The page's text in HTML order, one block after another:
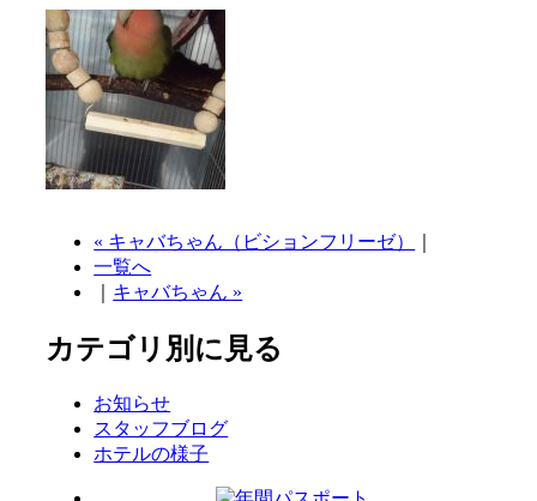
« キャバちゃん（ビションフリーゼ）
一覧へ
キャバちゃん »
カテゴリ別に見る
お知らせ
スタッフブログ
ホテルの様子